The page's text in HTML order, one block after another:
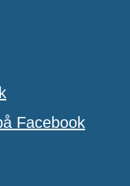
Facebook